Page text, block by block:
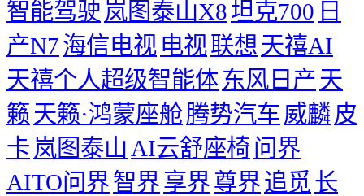
智能驾驶 岚图泰山X8坦克700 日
产N7海信电视 电视联想 天禧AI
天禧个人超级智能体东风日产 天
籁 天籁·鸿蒙座舱腾势汽车 威麟皮
卡 岚图泰山 AI云舒座椅问界
AITO问界智界享界尊界追觅长